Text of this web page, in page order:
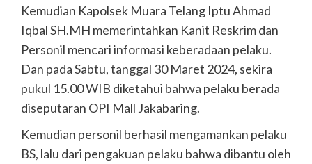
Kemudian Kapolsek Muara Telang Iptu Ahmad
Iqbal SH.MH memerintahkan Kanit Reskrim dan
Personil mencari informasi keberadaan pelaku.
Dan pada Sabtu, tanggal 30 Maret 2024, sekira
pukul 15.00 WIB diketahui bahwa pelaku berada
diseputaran OPI Mall Jakabaring.
Kemudian personil berhasil mengamankan pelaku
BS, lalu dari pengakuan pelaku bahwa dibantu oleh